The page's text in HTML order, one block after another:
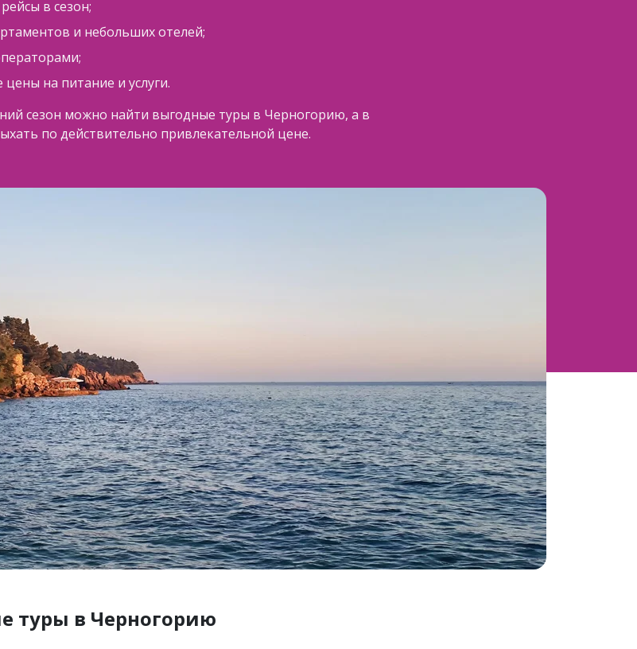
в сезон;
и небольших отелей;
на питание и услуги.
сезон можно найти выгодные туры в Черногорию, а в
по действительно привлекательной цене.
туры в Черногорию